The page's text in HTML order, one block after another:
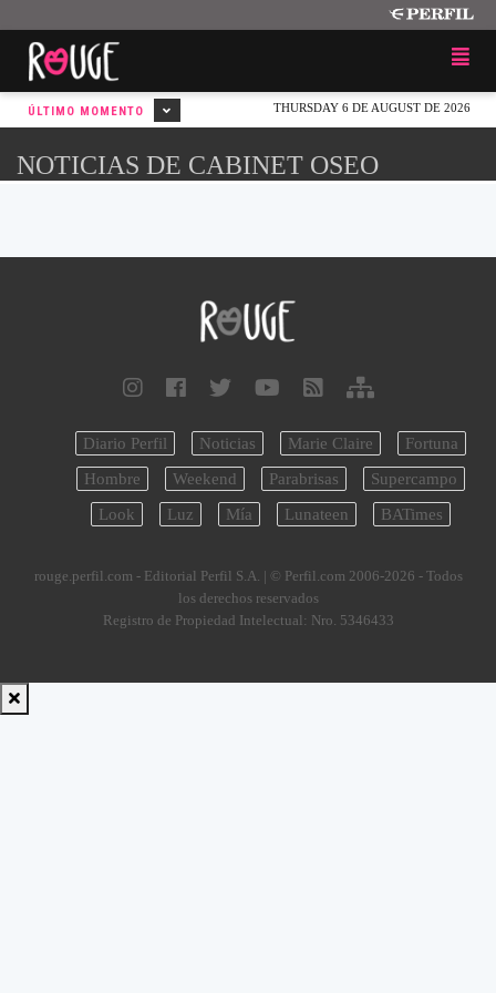
THURSDAY 6 DE AUGUST DE 2026
ÚLTIMO MOMENTO
NOTICIAS DE CABINET OSEO
Diario Perfil Noticias Marie Claire
Fortuna
Hombre
Weekend Parabrisas
Supercampo
Look
Luz Mía Lunateen BATimes
rouge.perfil.com - Editorial Perfil S.A. | © Perfil.com 2006-2026 - Todos
los derechos reservados
Registro de Propiedad Intelectual: Nro. 5346433